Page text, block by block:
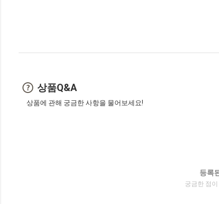
상품Q&A
상품에 관해 궁금한 사항을 물어보세요!
등록
궁금한 점